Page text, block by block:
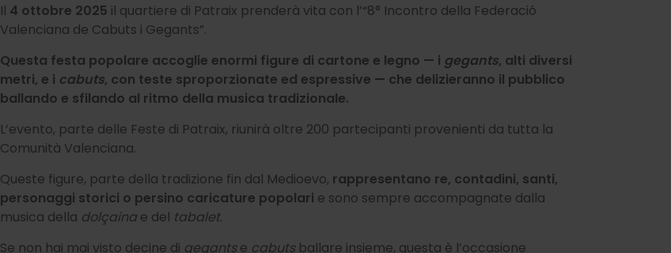
Il 4 ottobre 2025 il quartiere di Patraix prenderà vita con l’“8° Incontro della Federació
Valenciana de Cabuts i Gegants”.
Questa festa popolare accoglie enormi figure di cartone e legno — i gegants, alti diversi
metri, e i cabuts, con teste sproporzionate ed espressive — che delizieranno il pubblico
ballando e sfilando al ritmo della musica tradizionale.
L’evento, parte delle Feste di Patraix, riunirà oltre 200 partecipanti provenienti da tutta la
Comunità Valenciana.
Queste figure, parte della tradizione fin dal Medioevo, rappresentano re, contadini, santi,
personaggi storici o persino caricature popolari e sono sempre accompagnate dalla
musica della dolçaina e del tabalet.
Se non hai mai visto decine di gegantse cabutsballare insieme, questa è l’occasione